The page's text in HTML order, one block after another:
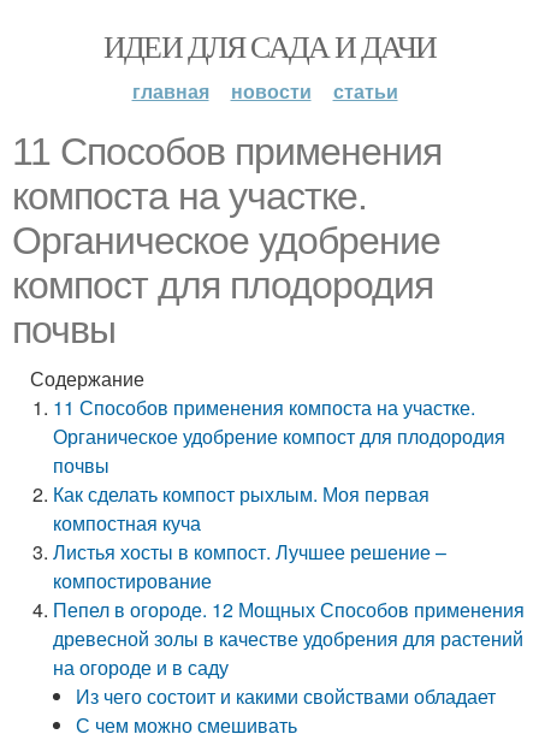
ИДЕИ ДЛЯ САДА И ДАЧИ
главная новости статьи
11 Способов применения
компоста на участке.
Органическое удобрение
компост для плодородия
почвы
Содержание
11 Способов применения компоста на участке.
Органическое удобрение компост для плодородия
почвы
Как сделать компост рыхлым. Моя первая
компостная куча
Листья хосты в компост. Лучшее решение –
компостирование
Пепел в огороде. 12 Мощных Способов применения
древесной золы в качестве удобрения для растений
на огороде и в саду
Из чего состоит и какими свойствами обладает
С чем можно смешивать